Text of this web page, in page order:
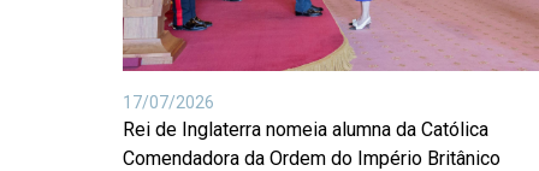
17/07/2026
Rei de Inglaterra nomeia alumna da Católica
Comendadora da Ordem do Império Britânico